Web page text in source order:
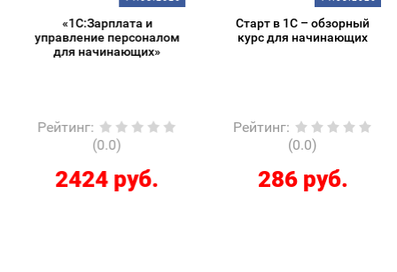
«1С:Зарплата и
управление персоналом
для начинающих»
Рейтинг:
(0.0)
2424 руб.
Старт в 1С – обзорный
курс для начинающих
Рейтинг:
(0.0)
286 руб.